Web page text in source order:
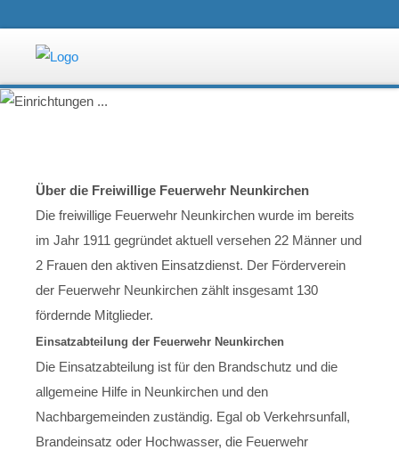
Über die Freiwillige Feuerwehr Neunkirchen
Die freiwillige Feuerwehr Neunkirchen wurde im bereits
im Jahr 1911 gegründet aktuell versehen 22 Männer und
2 Frauen den aktiven Einsatzdienst. Der Förderverein
der Feuerwehr Neunkirchen zählt insgesamt 130
fördernde Mitglieder.
Einsatzabteilung der Feuerwehr Neunkirchen
Die Einsatzabteilung ist für den Brandschutz und die
allgemeine Hilfe in Neunkirchen und den
Nachbargemeinden zuständig. Egal ob Verkehrsunfall,
Brandeinsatz oder Hochwasser, die Feuerwehr